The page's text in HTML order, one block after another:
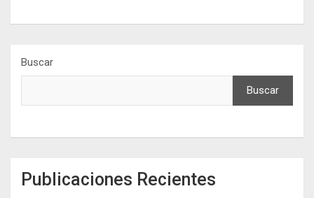
Buscar
Buscar
Publicaciones Recientes